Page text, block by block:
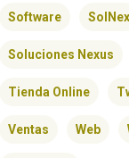
Software SolNex
Soluciones Nexus
Tienda Online
Ventas Web